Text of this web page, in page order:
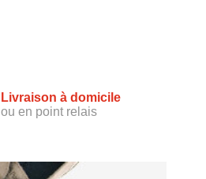
Livraison à domicile
ou en point relais